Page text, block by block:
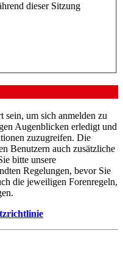
dieser Sitzung
sein, um sich anmelden zu
Augenblicken erledigt und
zuzugreifen. Die
Benutzern auch zusätzliche
bitte unsere
Regelungen, bevor Sie
die jeweiligen Forenregeln,